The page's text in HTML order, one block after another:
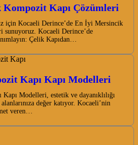
Kapı Çözümleri
için Kocaeli Derince’de En İyi Mersincik
sunuyoruz. Kocaeli Derince’de
Çelik Kapıdan…
Kapı Kapı Modelleri
Modelleri, estetik ve dayanıklılığı
değer katıyor. Kocaeli’nin
veren…